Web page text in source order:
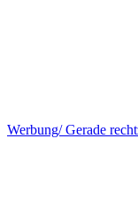
Werbung/ Gerade